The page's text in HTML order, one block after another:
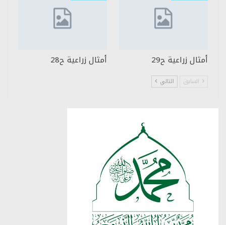
أمثال زراعية ح29 أمثال زراعية ح28
السابق التالي